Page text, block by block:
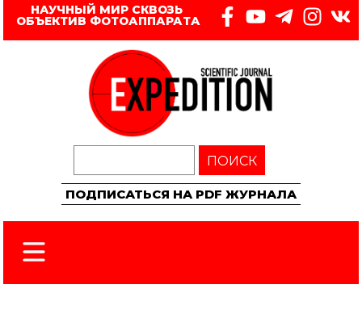
НАУЧНЫЙ МИР СКВОЗЬ
ОБЪЕКТИВ ФОТОАППАРАТА
ПОИСК
ПОДПИСАТЬСЯ НА PDF ЖУРНАЛА